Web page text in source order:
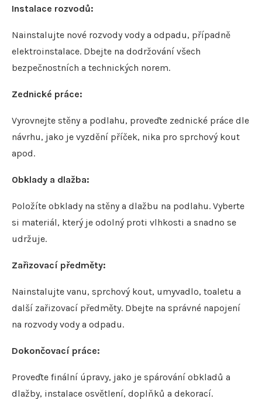
Instalace rozvodů:
Nainstalujte nové rozvody vody a odpadu, případně
elektroinstalace. Dbejte na dodržování všech
bezpečnostních a technických norem.
Zednické práce:
Vyrovnejte stěny a podlahu, proveďte zednické práce dle
návrhu, jako je vyzdění příček, nika pro sprchový kout
apod.
Obklady a dlažba:
Položíte obklady na stěny a dlažbu na podlahu. Vyberte
si materiál, který je odolný proti vlhkosti a snadno se
udržuje.
Zařizovací předměty:
Nainstalujte vanu, sprchový kout, umyvadlo, toaletu a
další zařizovací předměty. Dbejte na správné napojení
na rozvody vody a odpadu.
Dokončovací práce:
Proveďte finální úpravy, jako je spárování obkladů a
dlažby, instalace osvětlení, doplňků a dekorací.